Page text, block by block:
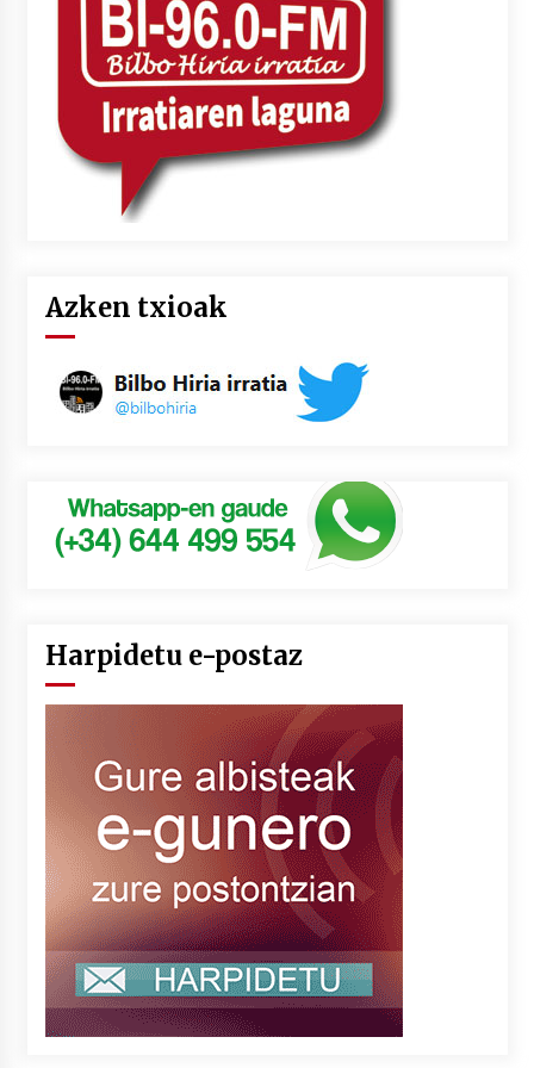
2026/07/03
MUSIBLA #297: Bide, Boards Of Canada, Somak,
Tiga, Twisted Teens, Underscores, Habia
2026/07/02
Azken txioak
Harpidetu e-postaz